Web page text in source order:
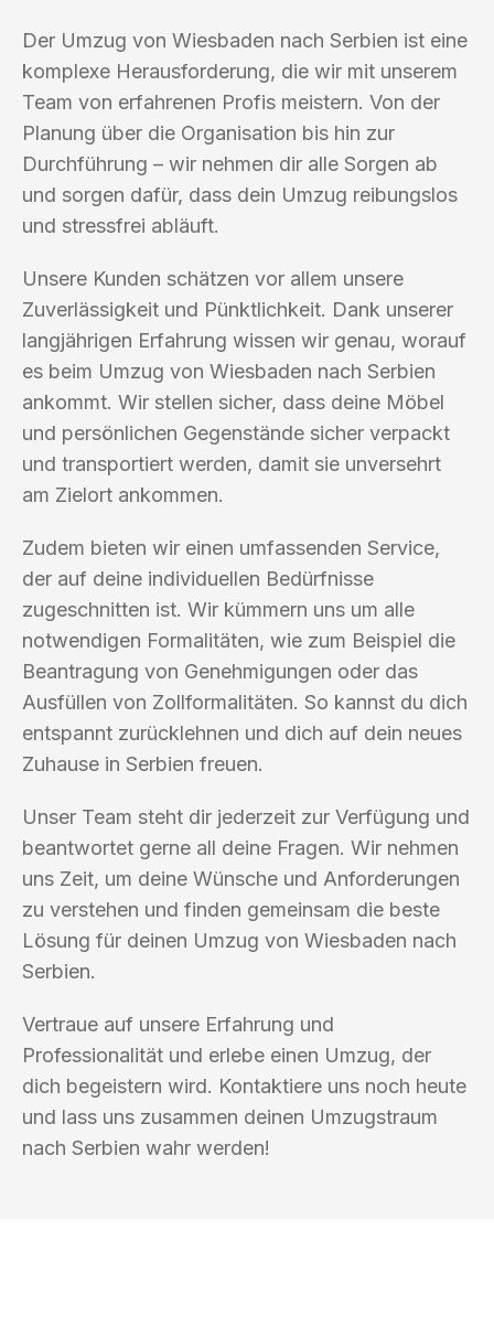
Der Umzug von Wiesbaden nach Serbien ist eine
komplexe Herausforderung, die wir mit unserem
Team von erfahrenen Profis meistern. Von der
Planung über die Organisation bis hin zur
Durchführung – wir nehmen dir alle Sorgen ab
und sorgen dafür, dass dein Umzug reibungslos
und stressfrei abläuft.
Unsere Kunden schätzen vor allem unsere
Zuverlässigkeit und Pünktlichkeit. Dank unserer
langjährigen Erfahrung wissen wir genau, worauf
es beim Umzug von Wiesbaden nach Serbien
ankommt. Wir stellen sicher, dass deine Möbel
und persönlichen Gegenstände sicher verpackt
und transportiert werden, damit sie unversehrt
am Zielort ankommen.
Zudem bieten wir einen umfassenden Service,
der auf deine individuellen Bedürfnisse
zugeschnitten ist. Wir kümmern uns um alle
notwendigen Formalitäten, wie zum Beispiel die
Beantragung von Genehmigungen oder das
Ausfüllen von Zollformalitäten. So kannst du dich
entspannt zurücklehnen und dich auf dein neues
Zuhause in Serbien freuen.
Unser Team steht dir jederzeit zur Verfügung und
beantwortet gerne all deine Fragen. Wir nehmen
uns Zeit, um deine Wünsche und Anforderungen
zu verstehen und finden gemeinsam die beste
Lösung für deinen Umzug von Wiesbaden nach
Serbien.
Vertraue auf unsere Erfahrung und
Professionalität und erlebe einen Umzug, der
dich begeistern wird. Kontaktiere uns noch heute
und lass uns zusammen deinen Umzugstraum
nach Serbien wahr werden!